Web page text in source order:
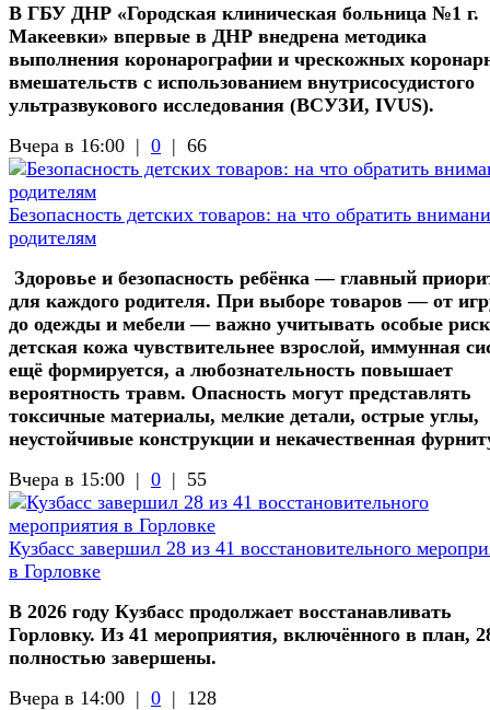
В ГБУ ДНР «Городская клиническая больница №1 г.
Макеевки» впервые в ДНР внедрена методика
выполнения коронарографии и чрескожных
вмешательств с использованием внутрисосудистого
ультразвукового исследования (ВСУЗИ, IVUS).
Вчера в 16:00 | 0 | 66
Безопасность детских товаров: на что обратить
родителям
Здоровье и безопасность ребёнка — главный
для каждого родителя. При выборе товаров — от
до одежды и мебели — важно учитывать особые
детская кожа чувствительнее взрослой, иммунная
ещё формируется, а любознательность повышает
вероятность травм. Опасность могут представлять
токсичные материалы, мелкие детали, острые углы,
неустойчивые конструкции и некачественная
Вчера в 15:00 | 0 | 55
Кузбасс завершил 28 из 41 восстановительного
в Горловке
В 2026 году Кузбасс продолжает восстанавливать
Горловку. Из 41 мероприятия, включённого в план,
полностью завершены.
Вчера в 14:00 | 0 | 128